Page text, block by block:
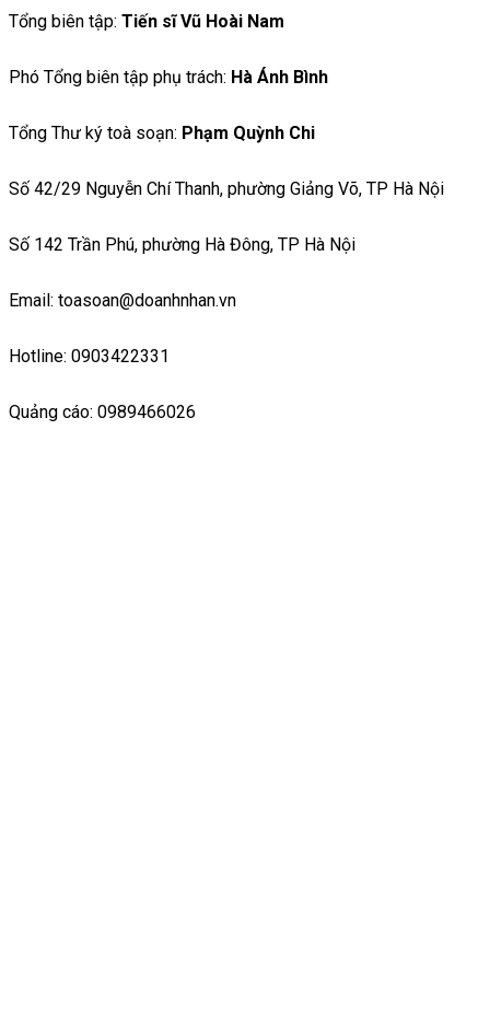
Tổng biên tập: Tiến sĩ Vũ Hoài Nam
Phó Tổng biên tập phụ trách: Hà Ánh Bình
Tổng Thư ký toà soạn: Phạm Quỳnh Chi
Số 42/29 Nguyễn Chí Thanh, phường Giảng Võ, TP Hà Nội
Số 142 Trần Phú, phường Hà Đông, TP Hà Nội
Email: toasoan@doanhnhan.vn
Hotline: 0903422331
Quảng cáo: 0989466026